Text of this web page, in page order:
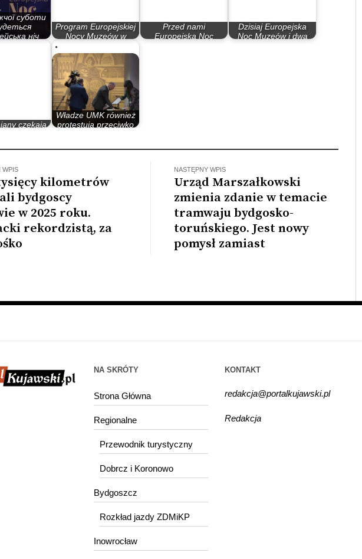
суботи
ніч
Program Europejskiej
Nocy Muzeów w
Przed nami
Europejska Noc
Dzisiaj Europejska
Noc Muzeów i dwa
czekają
Władze UMK również
protestują przeciwko
WPIS
kilometrów
bydgoscy
w 2025 roku.
rekordzistą, za
NASTĘPNY WPIS
Urząd Marszałkowski
zmienia zdanie w temacie
tramwaju bydgosko-
toruńskiego. Jest nowy
pomysł zamiast
NA SKRÓTY
Strona Główna
Regionalne
Przewodnik turystyczny
Dobrcz i Koronowo
Bydgoszcz
Rozkład jazdy ZDMiKP
Inowrocław
KONTAKT
redakcja@portalkujawski.pl
Redakcja